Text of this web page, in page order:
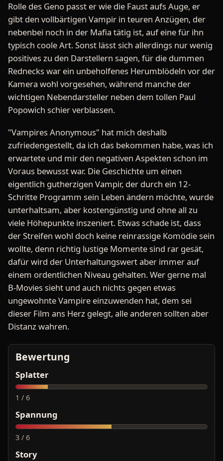
Rolle des Geno passt er wie die Faust aufs Auge, er
gibt den vollbärtigen Vampir in teuren Anzügen, der
nebenbei noch in der Mafia tätig ist, auf eine für ihn
typisch coole Art. Sonst lässt sich allerdings nur wenig
positives zu den Darstellern sagen, für die dummen
Rednecks war ein unbeholfenes Herumblödeln vor der
Kamera wohl vorgesehen, während manche der
wichtigen Nebendarsteller neben dem tollen Paul
Popowich schier verblassen.
"Vampires Anonymous" hat mich deshalb
zufriedengestellt, da ich das bekommen habe, was ich
erwartete und mir den negativen Aspekten schon im
Voraus bewusst war. Die Geschichte um einen
eigentlich gutherzigen Vampir, der durch ein 12-
Schritte Programm sein Leben ändern möchte, wurde
unterhaltsam, aber kostengünstig und ohne all zu
viele Höhepunkte inszeniert. Etwas schade ist, dass
der Streifen wohl doch keine reinrassige Komödie sein
wollte, denn richtig lustige Momente sind rar gesät,
dafür wird der Unterhaltungswert aber immer auf
einem ordentlichen Niveau gehalten. Wer gerne mal
B-Movies sieht und auch nichts gegen etwas
ungewohnte Vampire einzuwenden hat, dem sei
dieser Film ans Herz gelegt, alle anderen sollten aber
Distanz wahren.
Bewertung
Splatter
1 / 6
Spannung
3 / 6
Story